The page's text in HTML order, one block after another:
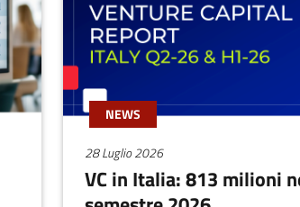
NEWS
28 Luglio 2026
VC in Italia: 813 milioni